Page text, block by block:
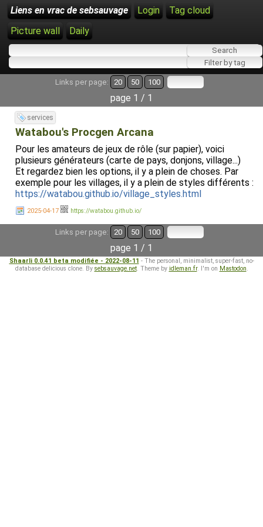
Liens en vrac de sebsauvage Login
Tag cloud
Picture wall
Daily
Links per page: 20 50 100
page 1 / 1
services
Watabou's Procgen Arcana
Pour les amateurs de jeux de rôle (sur papier), voici
plusieurs générateurs (carte de pays, donjons, village...)
Et regardez bien les options, il y a plein de choses. Par
exemple pour les villages, il y a plein de styles différents :
https://watabou.github.io/village_styles.html
2025-04-17 https://watabou.github.io/
Links per page: 20 50 100
page 1 / 1
Shaarli 0.0.41 beta modifiée - 2022-08-11 - The personal, minimalist, super-fast, no-
database delicious clone. By sebsauvage.net. Theme by idleman.fr. I'm on Mastodon.